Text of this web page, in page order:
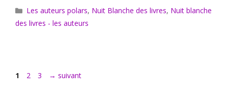
Catégories
Les auteurs polars, Nuit Blanche des livres, Nuit blanche
des livres - les auteurs
Page
1 Page
2 Page
3 → suivant